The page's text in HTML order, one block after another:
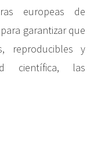
europeas de
garantizar que
reproducibles y
científica, las